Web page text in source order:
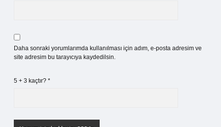
Daha sonraki yorumlarımda kullanılması için adım, e-posta adresim ve
site adresim bu tarayıcıya kaydedilsin.
5 + 3 kaçtır? *